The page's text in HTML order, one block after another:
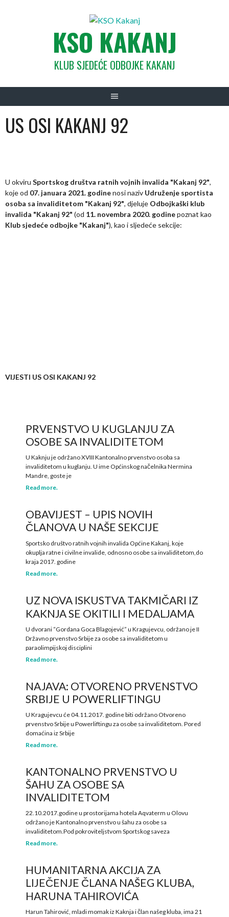
KSO KAKANJ
KLUB SJEDEĆE ODBOJKE KAKANJ
US OSI KAKANJ 92
U okviru Sportskog društva ratnih vojnih invalida "Kakanj 92",
koje od 07. januara 2021. godinenosi naziv Udruženje sportista
osoba sa invaliditetom "Kakanj 92", djeluje Odbojkaški klub
invalida "Kakanj 92" (od 11. novembra 2020. godinepoznat kao
Klub sjedeće odbojke "Kakanj"), kao i sljedeće sekcije:
VIJESTI US OSI KAKANJ 92
PRVENSTVO U KUGLANJU ZA
OSOBE SA INVALIDITETOM
U Kaknju je održano XVIII Kantonalno prvenstvo osoba sa
invaliditetom u kuglanju. U ime Općinskog načelnika Nermina
Mandre, goste je
Read more.
OBAVIJEST – UPIS NOVIH
ČLANOVA U NAŠE SEKCIJE
Sportsko društvo ratnih vojnih invalida Općine Kakanj, koje
okuplja ratne i civilne invalide, odnosno osobe sa invaliditetom,do
kraja 2017. godine
Read more.
UZ NOVA ISKUSTVA TAKMIČARI IZ
KAKNJA SE OKITILI I MEDALJAMA
U dvorani “Gordana Goca Blagojević” u Kragujevcu, održano je II
Državno prvenstvo Srbije za osobe sa invaliditetom u
paraolimpijskoj disciplini
Read more.
NAJAVA: OTVORENO PRVENSTVO
SRBIJE U POWERLIFTINGU
U Kragujevcu će 04.11.2017. godine biti održano Otvoreno
prvenstvo Srbije u Powerliftingu za osobe sa invaliditetom. Pored
domaćina iz Srbije
Read more.
KANTONALNO PRVENSTVO U
ŠAHU ZA OSOBE SA
INVALIDITETOM
22.10.2017.godine u prostorijama hotela Aqvaterm u Olovu
održano je Kantonalno prvenstvo u šahu za osobe sa
invaliditetom.Pod pokroviteljstvom Sportskog saveza
Read more.
HUMANITARNA AKCIJA ZA
LIJEČENJE ČLANA NAŠEG KLUBA,
HARUNA TAHIROVIĆA
Harun Tahirović, mladi momak iz Kaknja i član našeg kluba, ima 21